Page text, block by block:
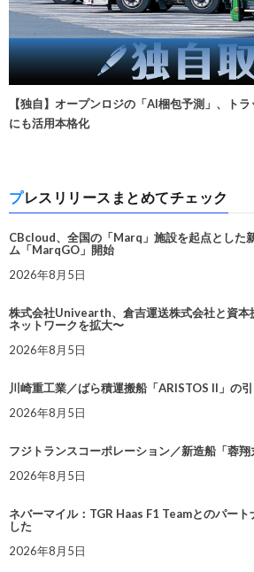
【独自】オープンロジの「AI梱包予測」、ト
にも活用本格化
プレスリリースまとめてチェック
CBcloud、全国の「Marq」施設を起点とした
ム「MarqGO」開始
2026年8月5日
株式会社Univearth、倉吉運送株式会社と資本
ネットワークを拡大〜
2026年8月5日
川崎重工業／ばら積運搬船「ARISTOS II」の
2026年8月5日
フジトランスコーポレーション／新造船「蓉翔
2026年8月5日
ネバーマイル：TGR Haas F1 Teamとのパー
した
2026年8月5日